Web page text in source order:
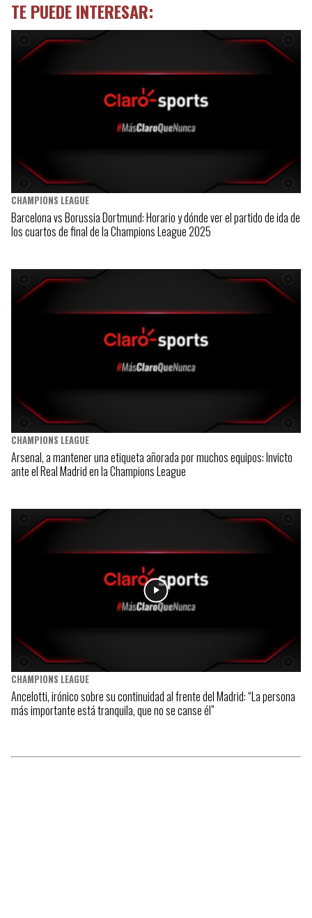
TE PUEDE INTERESAR:
CHAMPIONS LEAGUE
Barcelona vs Borussia Dortmund: Horario y dónde ver el partido de ida de
los cuartos de final de la Champions League 2025
CHAMPIONS LEAGUE
Arsenal, a mantener una etiqueta añorada por muchos equipos: Invicto
ante el Real Madrid en la Champions League
CHAMPIONS LEAGUE
Ancelotti, irónico sobre su continuidad al frente del Madrid: “La persona
más importante está tranquila, que no se canse él”